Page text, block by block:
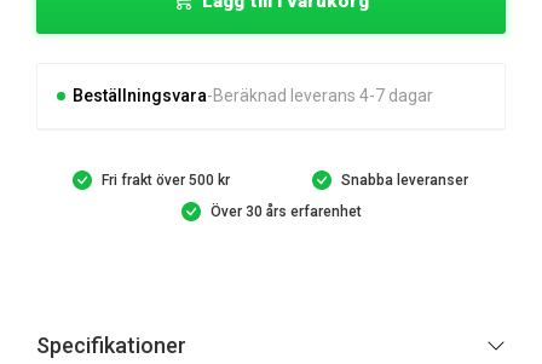
-
SEALBeställningsvara Beräknad leverans 4-7 dagar
Fri frakt över 500 kr
Snabba leveranser
Över 30 års erfarenhet
Specifikationer